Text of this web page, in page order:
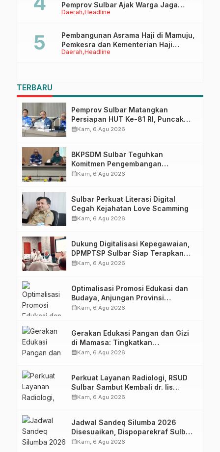
Daerah Headline
Pemprov Sulbar Ajak Warga Jaga
Ruang Digital
Daerah Headline
Pembangunan Asrama Haji di Mamuju,
Pemkesra dan Kementerian Haji
Sulbar Tinjau Lokasi
TERBARU
Pemprov Sulbar Matangkan
Persiapan HUT Ke-81 RI, Puncak
Upacara di Lapangan Ahmad
calendar_monthKam, 6 Agu 2026
BKPSDM Sulbar Teguhkan
Komitmen Pengembangan
Kompetensi ASN melalui
calendar_monthKam, 6 Agu 2026
Sulbar Perkuat Literasi Digital
Cegah Kejahatan Love Scamming
calendar_monthKam, 6 Agu 2026
Dukung Digitalisasi Kepegawaian,
DPMPTSP Sulbar Siap Terapkan
Aplikasi FLEKSI ASN
calendar_monthKam, 6 Agu 2026
Optimalisasi Promosi Edukasi dan
Budaya, Anjungan Provinsi
Sulawesi Barat Perkuat Kolaborasi
calendar_monthKam, 6 Agu 2026
Gerakan Edukasi Pangan dan Gizi
di Mamasa: Tingkatkan
Pengetahuan dan Keterampilan
calendar_monthKam, 6 Agu 2026
Perkuat Layanan Radiologi, RSUD
Sulbar Sambut Kembali dr. Iis
Imelda, Sp.Rad
calendar_monthKam, 6 Agu 2026
Jadwal Sandeq Silumba 2026
Disesuaikan, Dispoparekraf Sulbar
Pastikan Persiapan Tetap
calendar_monthKam, 6 Agu 2026